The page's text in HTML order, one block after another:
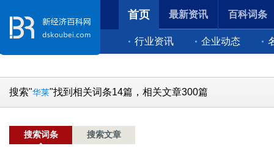
首页
行业资讯 企业动态
最新资讯 百科词条
搜索"华莱"找到相关词条14篇，相关文章300篇
搜索词条 搜索文章